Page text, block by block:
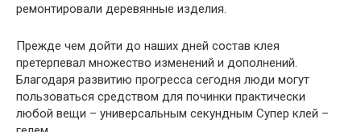
ремонтировали деревянные изделия.
Прежде чем дойти до наших дней состав клея
претерпевал множество изменений и дополнений.
Благодаря развитию прогресса сегодня люди могут
пользоваться средством для починки практически
любой вещи – универсальным секундным Супер клей –